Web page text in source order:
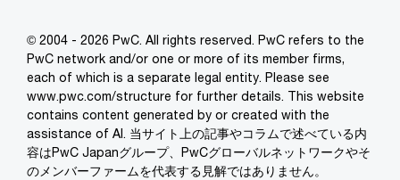
© 2004 - 2026 PwC. All rights reserved. PwC refers to the
PwC network and/or one or more of its member firms,
each of which is a separate legal entity. Please see
www.pwc.com/structure for further details. This website
contains content generated by or created with the
assistance of AI. 当サイト上の記事やコラムで述べている内
容はPwC Japanグループ、PwCグローバルネットワークやそ
のメンバーファームを代表する見解ではありません。